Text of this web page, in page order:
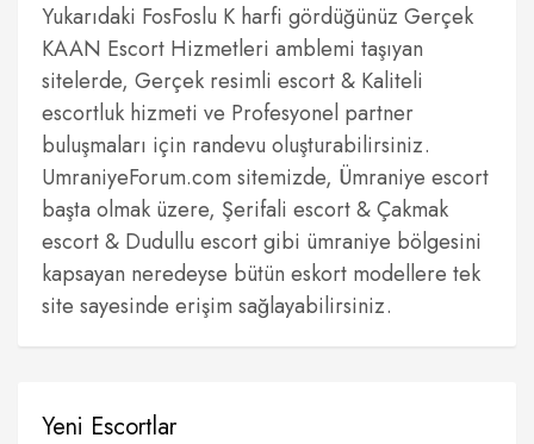
Yukarıdaki FosFoslu K harfi gördüğünüz Gerçek
KAAN Escort Hizmetleri amblemi taşıyan
sitelerde, Gerçek resimli escort & Kaliteli
escortluk hizmeti ve Profesyonel partner
buluşmaları için randevu oluşturabilirsiniz.
UmraniyeForum.com sitemizde, Ümraniye escort
başta olmak üzere, Şerifali escort & Çakmak
escort & Dudullu escort gibi ümraniye bölgesini
kapsayan neredeyse bütün eskort modellere tek
site sayesinde erişim sağlayabilirsiniz.
Yeni Escortlar